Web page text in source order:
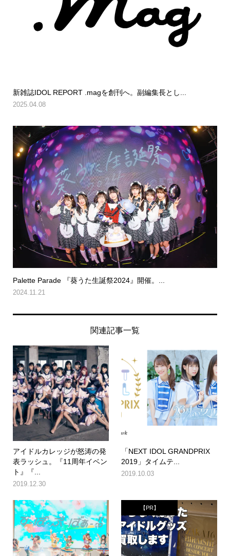
新雑誌IDOL REPORT .magを創刊へ。副編集長とし...
2025.04.08
Palette Parade 『葵うた生誕祭2024』開催。...
2024.11.21
関連記事一覧
アイドルカレッジが怒涛の発
表ラッシュ。『11周年イベン
ト』『...
2019.12.30
「NEXT IDOL GRANDPRIX
2019」タイムテ...
2019.10.03
【PR】